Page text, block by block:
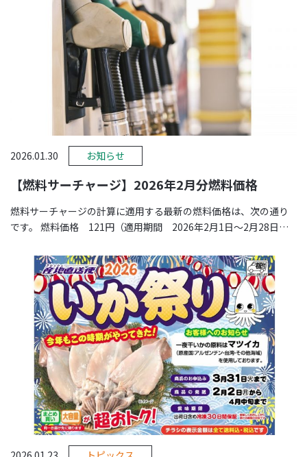
2026.01.30 お知らせ
【燃料サーチャージ】2026年2月分燃料価格
燃料サーチャージの計算に適用する最新の燃料価格は、次の通り
です。 燃料価格 121円（適用期間 2026年2月1日～2月28日）